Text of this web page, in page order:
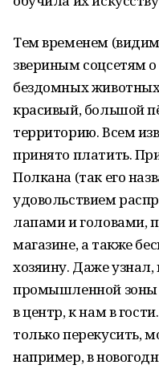
Тем временем
звериным соцсетям
бездомных
красивый, большой
территорию. Всем
принято платить.
Полкана (так его
удовольствием
лапами и головами,
магазине, а также
хозяину. Даже
промышленной зоны
в центр, к нам в
только перекусить,
например, в